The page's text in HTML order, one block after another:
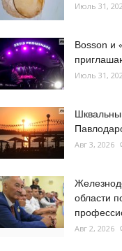
Июль 31,
Bosson и
Июль 31,
Авг 3, 2026
области
Авг 2, 2026